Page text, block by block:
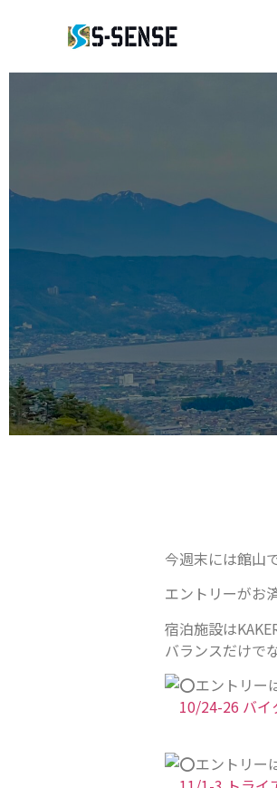
今週末には館山
エントリーがお
宿泊施設は
バランスだけで
エントリー
10/24-26 バイ
エントリー